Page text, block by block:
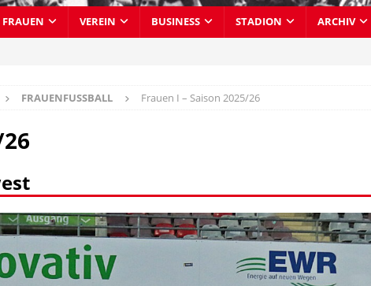
FRAUEN VEREIN BUSINESS STADION ARCHIV
FRAUENFUSSBALL Frauen I – Saison 2025/26